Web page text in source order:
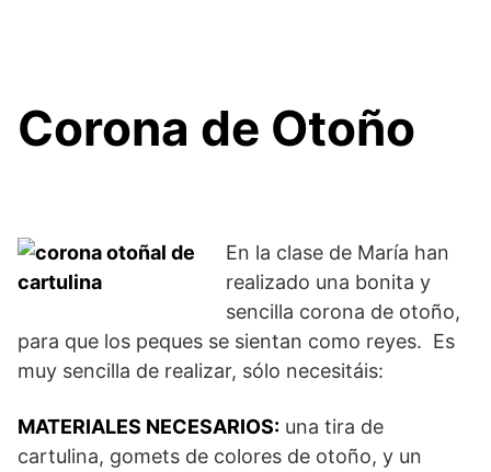
Corona de Otoño
En la clase de María han
realizado una bonita y
sencilla corona de otoño,
para que los peques se sientan como reyes. Es
muy sencilla de realizar, sólo necesitáis:
MATERIALES NECESARIOS: una tira de
cartulina, gomets de colores de otoño, y un